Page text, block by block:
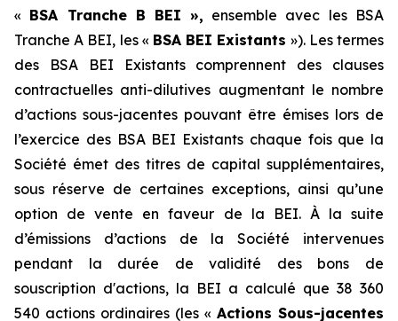
« BSA Tranche B BEI », ensemble avec les BSA
Tranche A BEI, les « BSA BEI Existants »). Les termes
des BSA BEI Existants comprennent des clauses
contractuelles anti-dilutives augmentant le nombre
d’actions sous-jacentes pouvant être émises lors de
l’exercice des BSA BEI Existants chaque fois que la
Société émet des titres de capital supplémentaires,
sous réserve de certaines exceptions, ainsi qu’une
option de vente en faveur de la BEI. À la suite
d’émissions d’actions de la Société intervenues
pendant la durée de validité des bons de
souscription d'actions, la BEI a calculé que 38 360
540 actions ordinaires (les « Actions Sous-jacentes